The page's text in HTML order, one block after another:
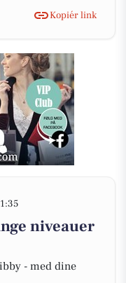
Kopiér link
niveauer
- med dine